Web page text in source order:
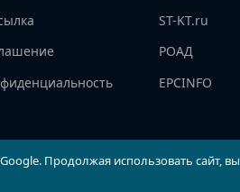
ST-KT.ru
РОАД
EPCINFO
Продолжая использовать сайт, вы